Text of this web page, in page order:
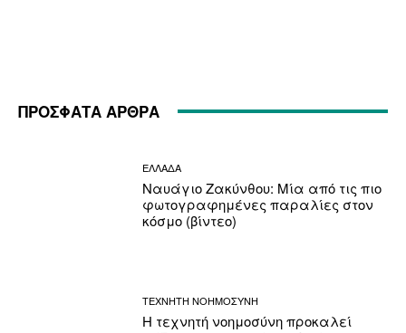
ΠΡΟΣΦΑΤΑ ΑΡΘΡΑ
ΕΛΛΑΔΑ
Ναυάγιο Ζακύνθου: Μία από τις πιο
φωτογραφημένες παραλίες στον
κόσμο (βίντεο)
ΤΕΧΝΗΤΗ ΝΟΗΜΟΣΥΝΗ
Η τεχνητή νοημοσύνη προκαλεί